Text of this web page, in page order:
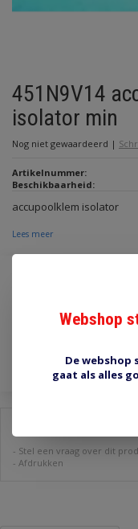
451N9V14
isolator min
Nog niet gewaardeerd |
Artikelnummer:
Beschikbaarheid:
accupoolklem isolator
Lees meer
- Stel een vraag over dit
- Afdrukken
Webshop
De webshop
gaat als alles